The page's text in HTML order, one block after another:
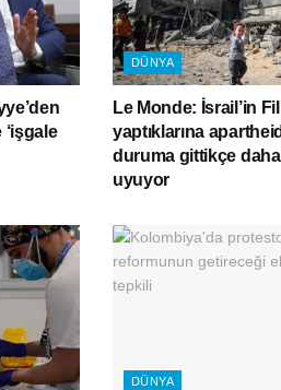
DÜNYA
Le Monde: İsrail’in
yaptıklarına
duruma gittikçe
uyuyor
DÜNYA